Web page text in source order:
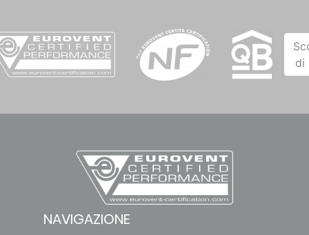
di
NAVIGAZIONE